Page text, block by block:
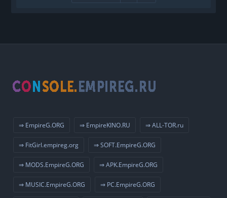
⇒ EmpireG.ORG ⇒ EmpireKINO.RU ⇒ ALL-TOR.ru
⇒ FitGirl.empireg.org ⇒ SOFT.EmpireG.ORG
⇒ MODS.EmpireG.ORG ⇒ APK.EmpireG.ORG
⇒ MUSIC.EmpireG.ORG ⇒ PC.EmpireG.ORG